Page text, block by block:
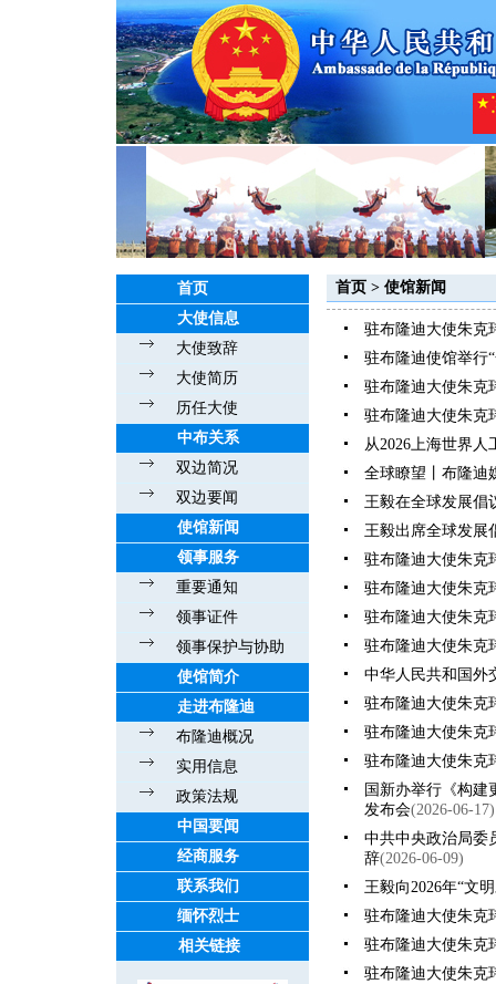
首页
大使信息
大使致辞
大使简历
历任大使
中布关系
双边简况
双边要闻
使馆新闻
领事服务
重要通知
领事证件
领事保护与协助
使馆简介
走进布隆迪
布隆迪概况
实用信息
政策法规
中国要闻
经商服务
联系我们
缅怀烈士
相关链接
首页 > 使馆新闻
驻布隆迪大使朱克
驻布隆迪使馆举行
驻布隆迪大使朱克
驻布隆迪大使朱克
从2026上海世界
全球瞭望丨布隆迪
王毅在全球发展倡
王毅出席全球发展
驻布隆迪大使朱克
驻布隆迪大使朱克
驻布隆迪大使朱克
驻布隆迪大使朱克
中华人民共和国外
驻布隆迪大使朱克
驻布隆迪大使朱克
驻布隆迪大使朱克
国新办举行《构建
发布会(2026-06-17)
中共中央政治局委
辞(2026-06-09)
王毅向2026年“文
驻布隆迪大使朱克
驻布隆迪大使朱克
驻布隆迪大使朱克